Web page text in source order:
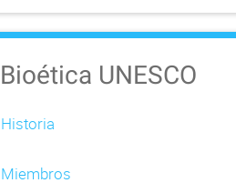
Bioética UNESCO
Historia
Miembros